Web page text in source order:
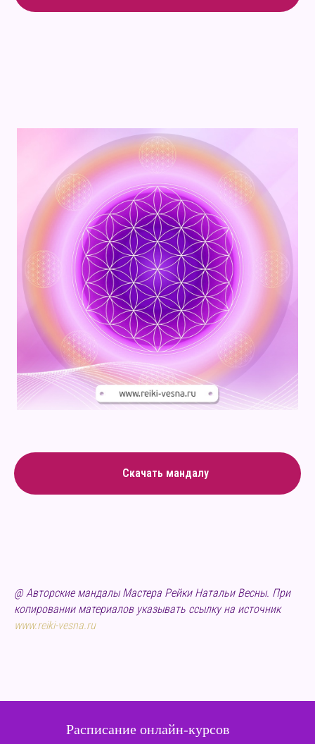
Скачать мандалу
@ Авторские мандалы Мастера Рейки Натальи Весны. При
копировании материалов указывать ссылку на источник
www.reiki-vesna.ru
Расписание онлайн-курсов